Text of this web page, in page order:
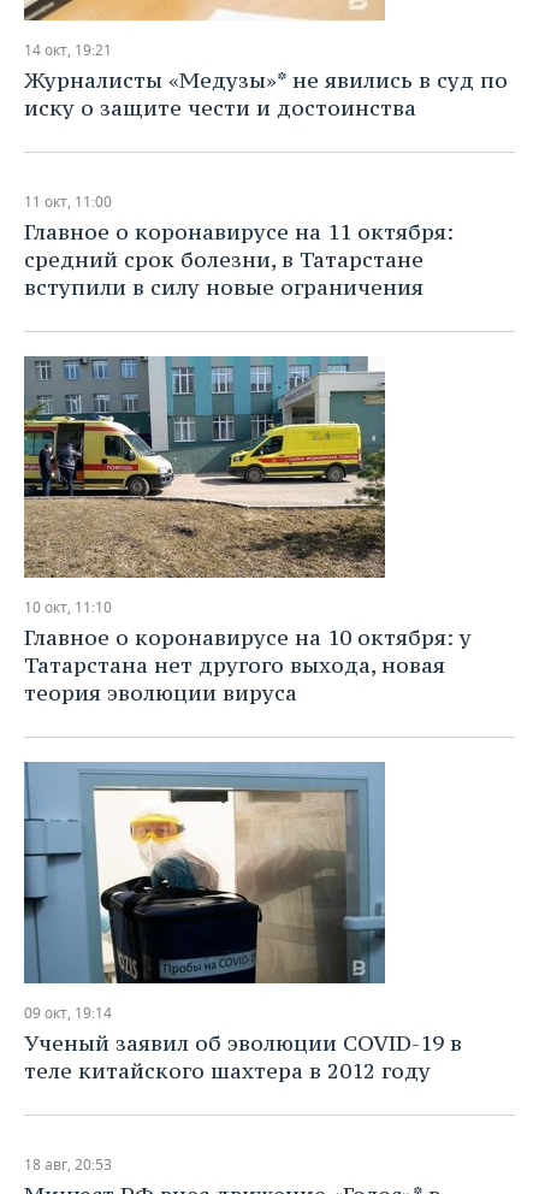
14 окт, 19:21
Журналисты «Медузы»* не явились в суд по
иску о защите чести и достоинства
11 окт, 11:00
Главное о коронавирусе на 11 октября:
средний срок болезни, в Татарстане
вступили в силу новые ограничения
10 окт, 11:10
Главное о коронавирусе на 10 октября: у
Татарстана нет другого выхода, новая
теория эволюции вируса
09 окт, 19:14
Ученый заявил об эволюции COVID-19 в
теле китайского шахтера в 2012 году
18 авг, 20:53